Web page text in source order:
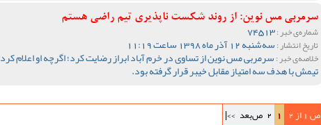
سرمربی مس نوین: از روند شکست ناپذیری تیم راضی هستم
شماره‌ی خبر :74513
تاریخ انتشار :سه‌شنبه 12 آذر ماه 1398 ساعت 11:19
خلاصه‌ی خبر :سرمربی مس نوین از تساوی در خرم آباد ابراز رضایت کرد؛ اگرچه او اعلام کرد
تیمش با هدف سه امتیاز مقابل خیبر قرار گرفته بود.
ص 1 از 2 1
2 ص‌بعد >>|